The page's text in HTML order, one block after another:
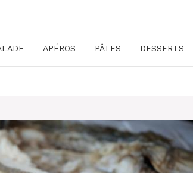
APÉROS PÂTES DESSERTS